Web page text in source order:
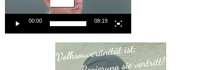
00:00 08:19